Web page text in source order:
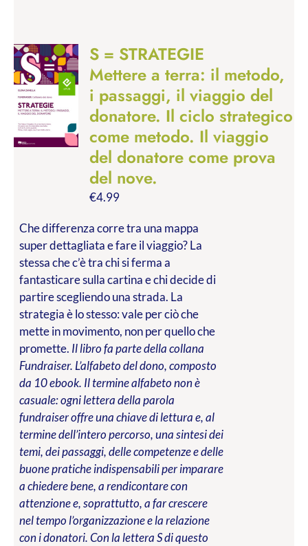
S = STRATEGIE
Mettere a terra: il metodo,
i passaggi, il viaggio del
donatore. Il ciclo strategico
come metodo. Il viaggio
del donatore come prova
del nove.
€4.99
Che differenza corre tra una mappa
super dettagliata e fare il viaggio? La
stessa che c’è tra chi si ferma a
fantasticare sulla cartina e chi decide di
partire scegliendo una strada. La
strategia è lo stesso: vale per ciò che
mette in movimento, non per quello che
promette. Il libro fa parte della collana
Fundraiser. L’alfabeto del dono, composto
da 10 ebook. Il termine alfabeto non è
casuale: ogni lettera della parola
fundraiser offre una chiave di lettura e, al
termine dell’intero percorso, una sintesi dei
temi, dei passaggi, delle competenze e delle
buone pratiche indispensabili per imparare
a chiedere bene, a rendicontare con
attenzione e, soprattutto, a far crescere
nel tempo l’organizzazione e la relazione
con i donatori. Con la lettera S di questo